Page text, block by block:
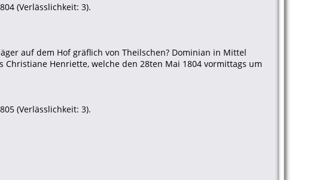
(Verlässlichkeit: 3).
auf dem Hof gräflich von Theilschen? Dominian in Mittel
Henriette, welche den 28ten Mai 1804 vormittags um
(Verlässlichkeit: 3).